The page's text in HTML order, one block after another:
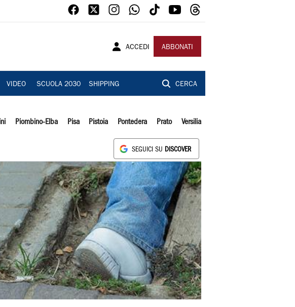
ACCEDI ABBONATI
VIDEO SCUOLA 2030 SHIPPING CERCA
Piombino-Elba Pisa Pistoia Pontedera Prato Versilia
SEGUICI SU DISCOVER